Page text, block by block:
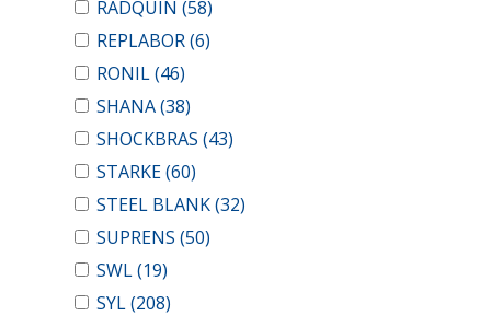
RADQUIN (58)
REPLABOR(6)
RONIL(46)
SHANA(38)
SHOCKBRAS (43)
STARKE(60)
STEEL BLANK(32)
SUPRENS (50)
SWL(19)
SYL(208)